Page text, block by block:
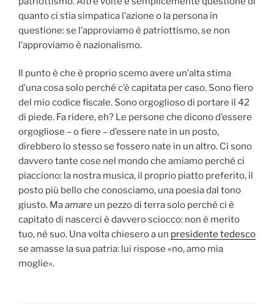
quanto ci stia simpatica l’azione o la persona in
questione: se l’approviamo è patriottismo, se non
l’approviamo è nazionalismo.
Il punto è che è proprio scemo avere un’alta stima
d’una cosa solo perché c’è capitata per caso. Sono fiero
del mio codice fiscale. Sono orgoglioso di portare il 42
di piede. Fa ridere, eh? Le persone che dicono d’essere
orgogliose – o fiere – d’essere nate in un posto,
direbbero lo stesso se fossero nate in un altro. Ci sono
davvero tante cose nel mondo che amiamo perché ci
piacciono: la nostra musica, il proprio piatto preferito, il
posto più bello che conosciamo, una poesia dal tono
giusto. Maamare un pezzo di terra solo perché ci è
capitato di nascerci è davvero sciocco: non è merito
tuo, né suo. Una volta chiesero a un presidente tedesco
se amasse la sua patria: lui rispose «no, amo mia
moglie».